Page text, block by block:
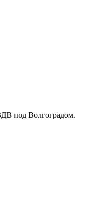
под Волгоградом.